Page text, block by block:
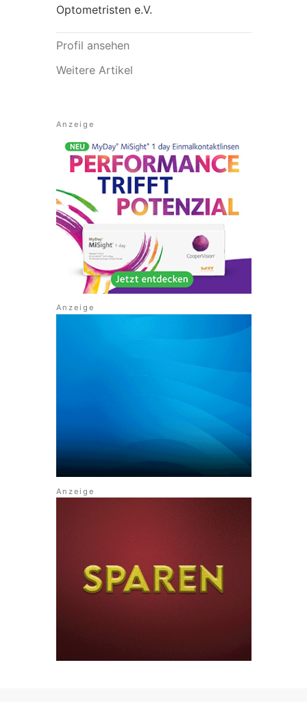
Optometristen e.V.
Profil ansehen
Weitere Artikel